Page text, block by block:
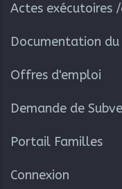
Actes exécutoires
Documentation du
Offres d'emploi
Demande de
Portail Familles
Connexion